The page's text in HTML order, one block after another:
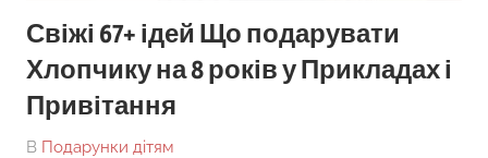
Свіжі 67+ ідей Що подарувати
Хлопчику на 8 років у Прикладах і
Привітання
On
By
В Подарунки дітям